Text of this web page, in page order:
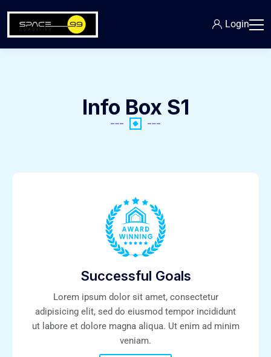
Login
Info Box S1
Successful Goals
Lorem ipsum dolor sit amet, consectetur
adipisicing elit, sed do eiusmod tempor incididunt
ut labore et dolore magna aliqua. Ut enim ad minim
veniam.